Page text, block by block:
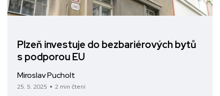
Plzeň investuje do bezbariérových bytů
s podporou EU
Miroslav Pucholt
25. 5. 2025 2 min čtení